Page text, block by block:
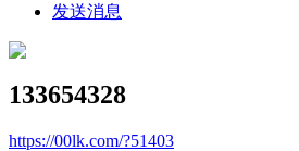
发送消息
133654328
https://00lk.com/?51403